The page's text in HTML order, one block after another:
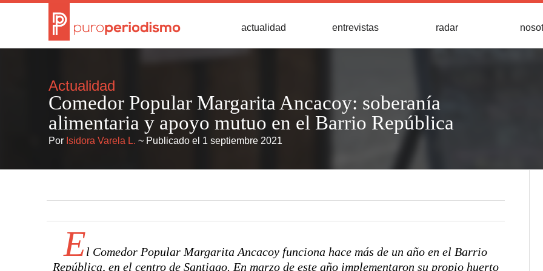
actualidad entrevistas radar
Actualidad
Comedor Popular Margarita Ancacoy: soberanía
alimentaria y apoyo mutuo en el Barrio República
Por Isidora Varela L. ~ Publicado el 1 septiembre 2021
El Comedor Popular Margarita Ancacoy funciona hace más de un año en el Barrio
República, en el centro de Santiago. En marzo de este año implementaron su propio huerto